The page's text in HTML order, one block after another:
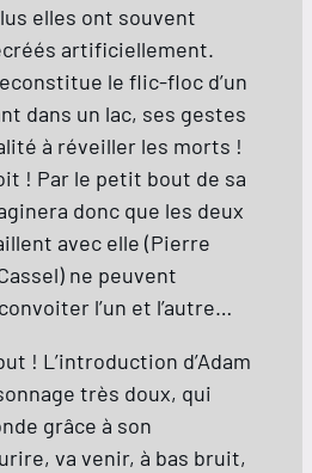
elles ont souvent
artificiellement.
le flic-floc d’un
dans un lac, ses gestes
à réveiller les morts !
! Par le petit bout de sa
donc que les deux
avec elle (Pierre
ne peuvent
l’un et l’autre…
! L’introduction d’Adam
très doux, qui
grâce à son
va venir, à bas bruit,